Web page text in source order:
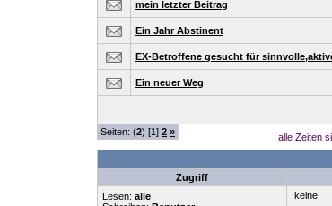
mein letzter Beitrag
Ein Jahr Abstinent
EX-Betroffene gesucht für
Ein neuer Weg
Seiten: (2) [1] 2 » alle Zeiten
Zugriff
Lesen: alle
keine